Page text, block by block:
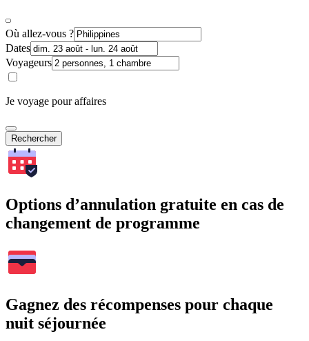
Où allez-vous ?
Dates
Voyageurs
Je voyage pour affaires
Rechercher
Options d’annulation gratuite en cas de
changement de programme
Gagnez des récompenses pour chaque
nuit séjournée